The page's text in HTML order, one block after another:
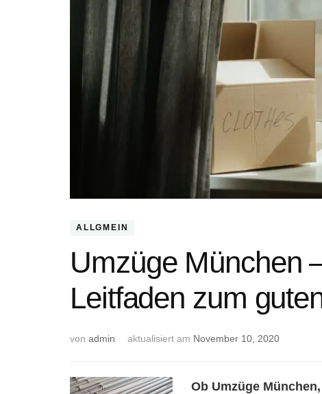
ALLGMEIN
Umzüge München
Leitfaden zum
von admin aktualisiert am November 10, 2020
Ob Umzüge